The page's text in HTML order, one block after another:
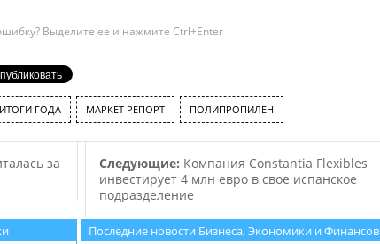
и тары, сообщается в
обзоре ПЭ в России
Пик инвестиций в
по переработке
составили $531 млн. Это почти
сообщается в…
Выделите ее и нажмите Ctrl+Enter
ИТОГИ ГОДА МАРКЕТ РЕПОРТ ПОЛИПРОПИЛЕН
за
Следующие: Компания Constantia Flexibles
инвестирует 4 млн евро в свое испанское
подразделение
Последние новости Бизнеса, Экономики и Финансов